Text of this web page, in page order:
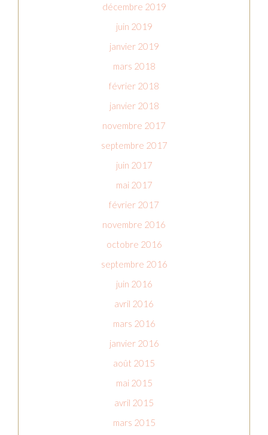
décembre 2019
juin 2019
janvier 2019
mars 2018
février 2018
janvier 2018
novembre 2017
septembre 2017
juin 2017
mai 2017
février 2017
novembre 2016
octobre 2016
septembre 2016
juin 2016
avril 2016
mars 2016
janvier 2016
août 2015
mai 2015
avril 2015
mars 2015